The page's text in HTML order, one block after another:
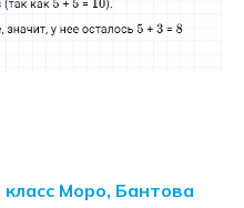
Моро, Бантова